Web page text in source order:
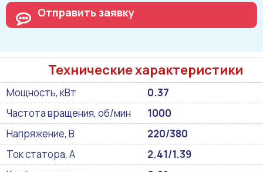
Отправить заявку
Технические характеристики
Мощность, кВт
0.37
Частота вращения, об/мин
1000
Напряжение, В
220/380
Ток статора, А
2.41/1.39